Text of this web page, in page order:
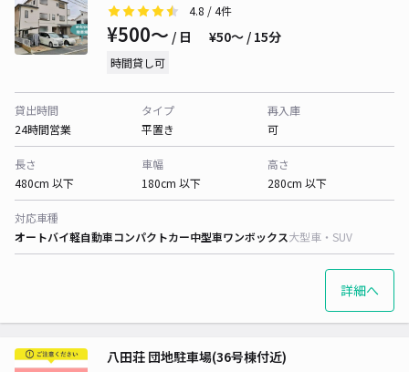
4.8 / 4件
¥500〜 / 日 ¥50〜 / 15分
時間貸し可
貸出時間
24時間営業
タイプ
平置き
再入庫
可
長さ
480cm 以下
車幅
180cm 以下
高さ
280cm 以下
対応車種
オートバイ軽自動車コンパクトカー中型車ワンボックス大型車・SUV
詳細へ
八田荘 団地駐車場(36号棟付近)